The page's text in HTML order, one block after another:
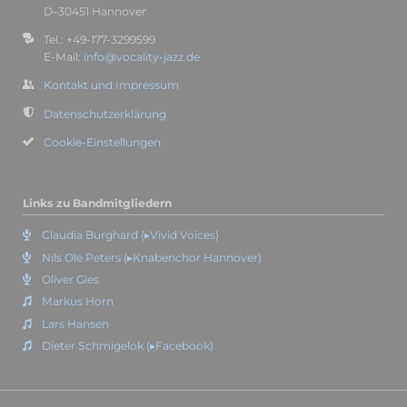
D–30451 Hannover
Tel.: +49-177-3299599
E-Mail: info@vocality-jazz.de
Kontakt und Impressum
Datenschutzerklärung
Cookie-Einstellungen
Links zu Bandmitgliedern
Claudia Burghard (▸Vivid Voices)
Nils Ole Peters (▸Knabenchor Hannover)
Oliver Gies
Markus Horn
Lars Hansen
Dieter Schmigelok (▸Facebook)